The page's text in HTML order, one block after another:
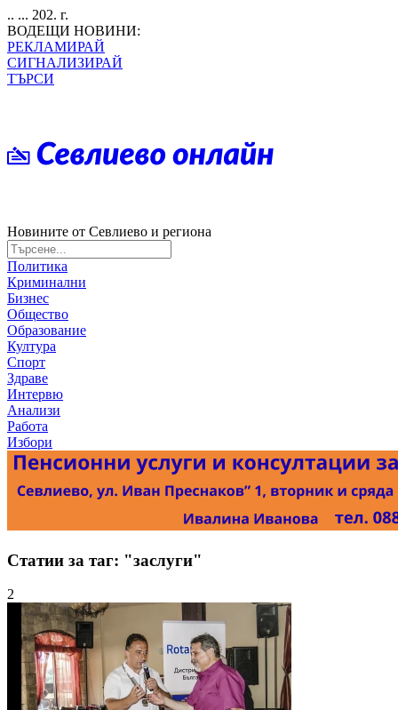
.. ... 202. г.
ВОДЕЩИ НОВИНИ:
РЕКЛАМИРАЙ
СИГНАЛИЗИРАЙ
ТЪРСИ
Новините от Севлиево и региона
Политика
Криминални
Бизнес
Общество
Образование
Култура
Спорт
Здраве
Интервю
Анализи
Работа
Избори
Статии за таг: "заслуги"
2